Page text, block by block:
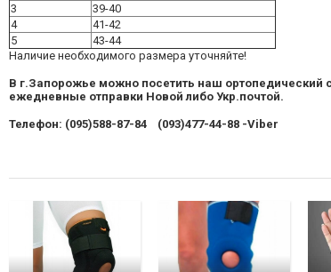
3
39-40
4
41-42
5
43-44
Наличие необходимого размера уточняйте!
В г.Запорожье можно посетить наш ортопедический
ежедневные отправки Новой либо Укр.почтой.
Телефон: (095)588-87-84 (093)477-44-88 -Viber